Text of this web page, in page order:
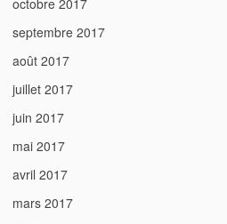
octobre 2017
septembre 2017
août 2017
juillet 2017
juin 2017
mai 2017
avril 2017
mars 2017